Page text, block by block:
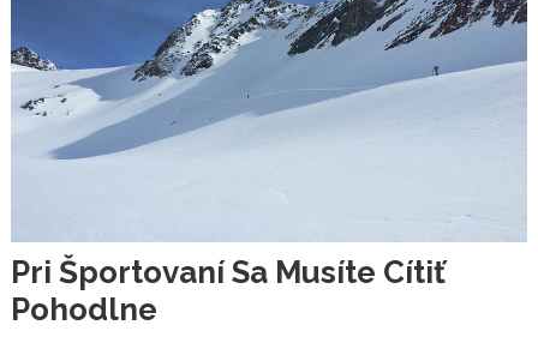
Pri Športovaní Sa Musíte Cítiť
Pohodlne